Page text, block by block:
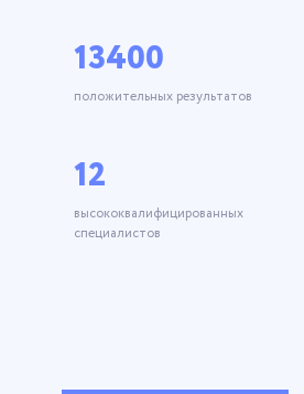
13400
положительных результатов
12
высококвалифицированных
специалистов